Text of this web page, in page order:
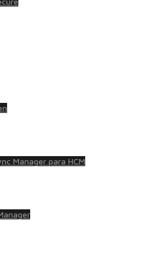
Manager para HCM